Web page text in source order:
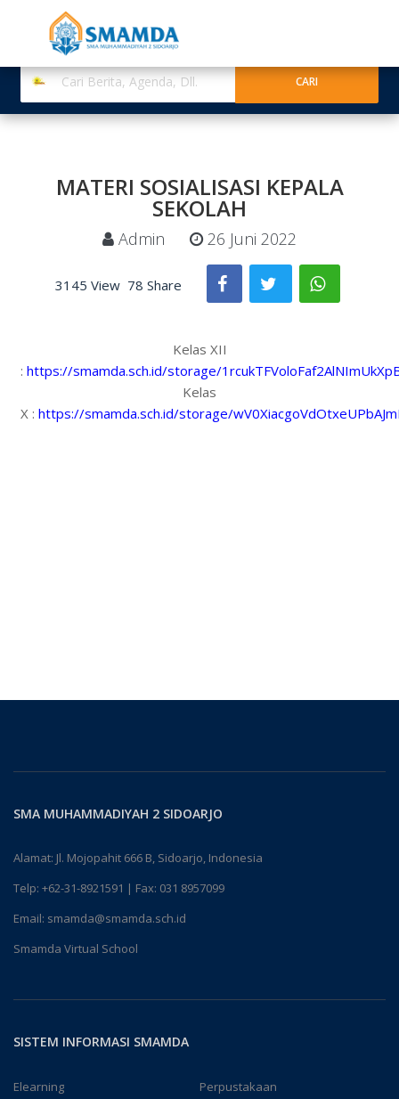
MATERI SOSIALISASI KEPALA
SEKOLAH
Admin 26 Juni 2022
3145 View 78 Share
Kelas XII
: https://smamda.sch.id/storage/
Kelas
X : https://smamda.sch.id/storage/
SMA MUHAMMADIYAH 2 SIDOARJO
Alamat: Jl. Mojopahit 666 B, Sidoarjo, Indonesia
Telp: +62-31-8921591 | Fax: 031 8957099
Email: smamda@smamda.sch.id
Smamda Virtual School
SISTEM INFORMASI SMAMDA
Elearning
Perpustakaan